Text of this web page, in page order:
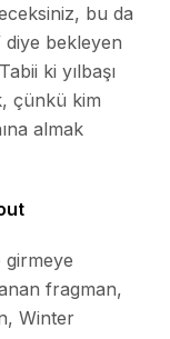
bu da
bekleyen
ki yılbaşı
çünkü kim
almak
girmeye
fragman,
Winter